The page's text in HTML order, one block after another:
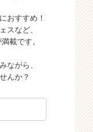
おすすめ！
スなど、
載です。
ながら、
んか？